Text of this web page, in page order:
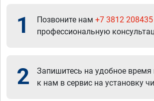
1 Позвоните нам +7 3812 208435
профессиональную
2
Запишитесь на удобное время
к нам в сервис на установку